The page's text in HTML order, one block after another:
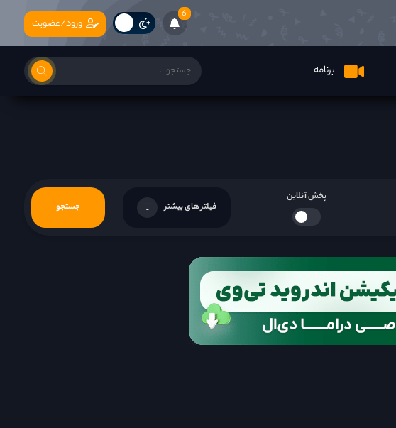
6
برنامه
ورود/عضویت
پخش آنلاین
فیلتر های بیشتر جستجو